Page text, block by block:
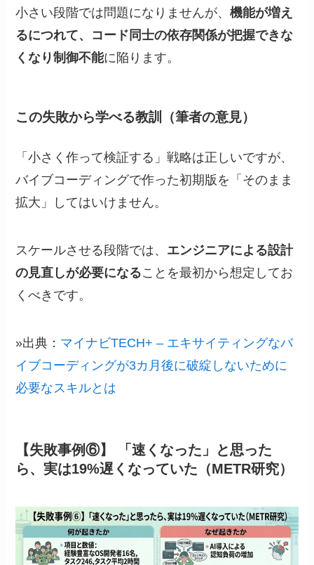
小さい段階では問題になりませんが、機能が増え
るにつれて、コード同士の依存関係が把握できな
くなり制御不能に陥ります。
この失敗から学べる教訓（筆者の意見）
「小さく作って検証する」戦略は正しいですが、
バイブコーディングで作った初期版を「そのまま
拡大」してはいけません。
スケールさせる段階では、 エンジニアによる設計
の見直しが必要になることを最初から想定してお
くべきです。
»出典： マイナビTECH+ – エキサイティングなバ
イブコーディングが3カ月後に破綻しないために
必要なスキルとは
【失敗事例⑥】 「速くなった」と思った
ら、実は19%遅くなっていた（METR研究）